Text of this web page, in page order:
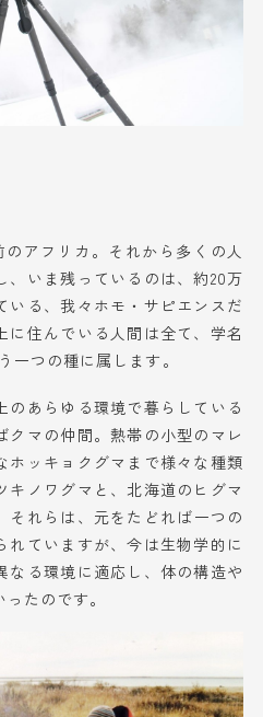
アフリカ。それから多くの人
、 いま残っているのは、約20万
いる 、 我々 ホモ・サピエンスだ
に住んでいる人間は全て、学名
一つの種に属します。
のあらゆる環境で暮らしている
クマの仲間。熱帯 の小型の マレ
ホッキョクグマまで様々な種類
キノワグマと、北海道のヒグマ
それらは 、元をたどれば一つの
れていますが、今は生物 学 的に
なる環境に適応し、体の構造や
った の です。